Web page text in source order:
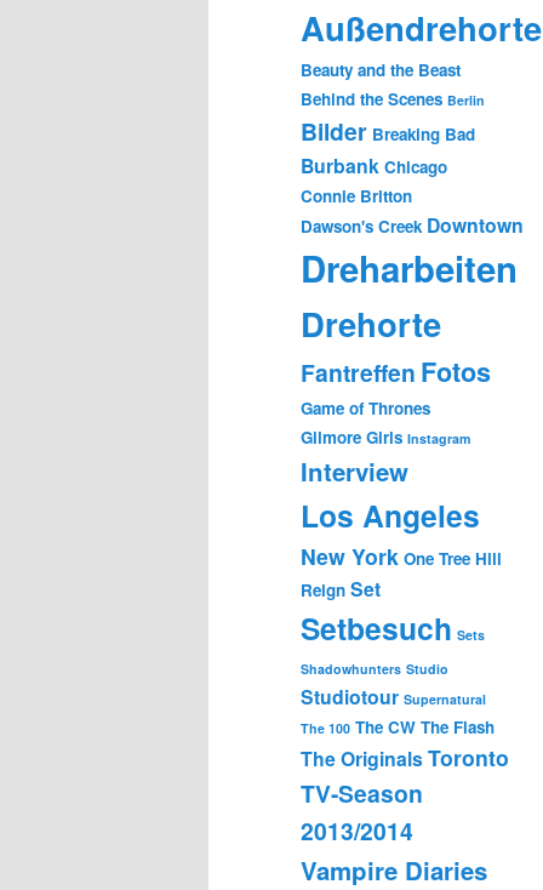
Außendrehorte
Beauty and the Beast
Behind the Scenes Berlin
Bilder Breaking Bad
Burbank Chicago
Connie Britton
Dawson's Creek Downtown
Dreharbeiten
Drehorte
Fantreffen Fotos
Game of Thrones
Gilmore Girls Instagram
Interview
Los Angeles
New York One Tree Hill
Reign Set
Setbesuch Sets
Shadowhunters Studio
Studiotour Supernatural
The 100 The CW The Flash
The OriginalsToronto
TV-Season
2013/2014
Vampire Diaries